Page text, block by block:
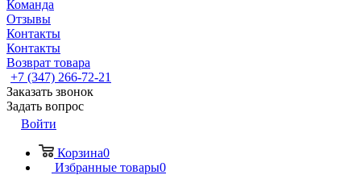
Команда
Отзывы
Контакты
Контакты
Возврат товара
+7 (347) 266-72-21
Заказать звонок
Задать вопрос
Войти
Корзина0
Избранные товары0